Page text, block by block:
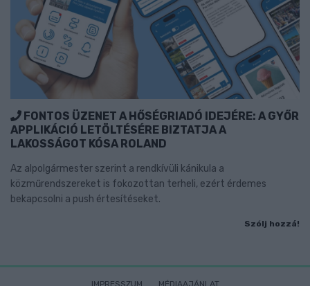
FONTOS ÜZENET A HŐSÉGRIADÓ IDEJÉRE: A GYŐR
APPLIKÁCIÓ LETÖLTÉSÉRE BIZTATJA A
LAKOSSÁGOT KÓSA ROLAND
Az alpolgármester szerint a rendkívüli kánikula a
közműrendszereket is fokozottan terheli, ezért érdemes
bekapcsolni a push értesítéseket.
Szólj hozzá!